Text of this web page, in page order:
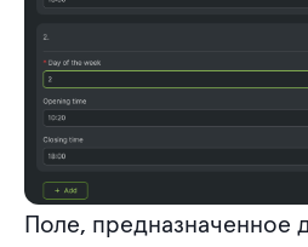
Поле, предназначенное